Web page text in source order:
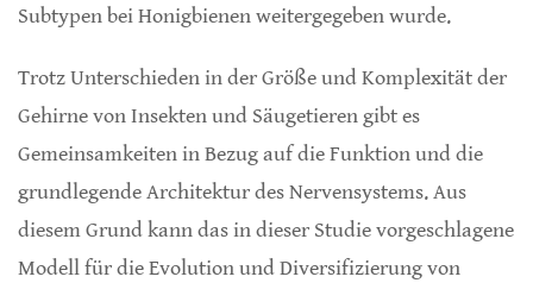
Subtypen bei Honigbienen weitergegeben wurde.
Trotz Unterschieden in der Größe und Komplexität der
Gehirne von Insekten und Säugetieren gibt es
Gemeinsamkeiten in Bezug auf die Funktion und die
grundlegende Architektur des Nervensystems. Aus
diesem Grund kann das in dieser Studie vorgeschlagene
Modell für die Evolution und Diversifizierung von